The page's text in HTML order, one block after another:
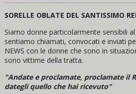
SORELLE OBLATE DEL SANTISSIMO
Siamo donne particolarmente sensibili
sentiamo chiamati, convocati e inviati
NEWS con le donne che sono in
sono vittime della tratta.
"Andate e proclamate, proclamate il
dategli quello che hai ricevuto"